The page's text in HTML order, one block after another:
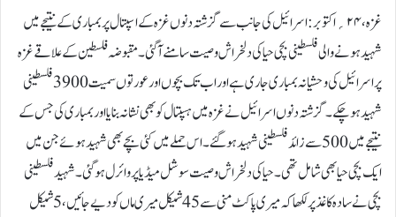
غزہ ،۲۴؍اکتوبر:اسرائیل کی جانب سے گزشتہ دنوں غزہ کے اسپتال پر بمباری کے نتیجے میں
شہید ہونے والی فلسطینی بچی حیا کی دلخراش وصیت سامنے آگئی۔ مقبوضہ فلسطین کے علاقے غزہ
پر اسرائیل کی وحشیانہ بمباری جاری ہے اور اب تک بچوں اور عورتوں سمیت 3900فلسطینی
شہید ہوچکے۔ گزشتہ دنوں اسرائیل نے غزہ میں ہسپتال کو بھی نشانہ بنایا اور بمباری کی جس کے
نتیجے میں 500سے زائد فلسطینی شہید ہوگئے۔اس حملے میں کئی بچے بھی شہید ہوئے جن میں
ایک بچی حیا بھی شامل تھی۔ حیا کی دلخراش وصیت سوشل میڈیا پر وائرل ہوگئی۔شہید فلسطینی
بچی نے سادہ کاغذ پر لکھاکہ میری پاکٹ منی سے45شیکل میری ماں کو دیے جائیں، 5 شیکل